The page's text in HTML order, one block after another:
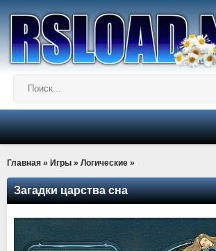
Главная » Игры » Логические »
Загадки царства сна